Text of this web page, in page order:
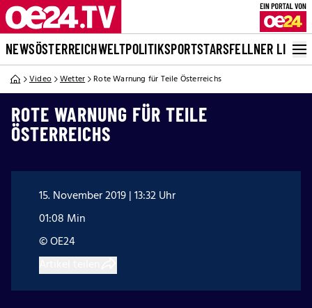
NEWSÖSTERREICHWELTPOLITIKSPORTSTARSFELLNER LIVE
Video Wetter Rote Warnung für Teile Österreichs
ROTE WARNUNG FÜR TEILE
ÖSTERREICHS
15. November 2019 | 13:32 Uhr
01:08 Min
© OE24